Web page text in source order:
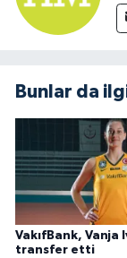
Bunlar da
VakıfBank, Vanja
transfer etti